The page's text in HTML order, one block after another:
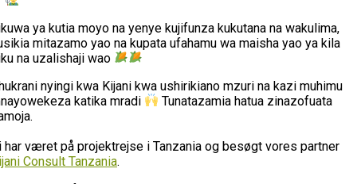
ya kutia moyo na yenye kujifunza kukutana na wakulima,
mitazamo yao na kupata ufahamu wa maisha yao ya kila
na uzalishaji wao
nyingi kwa Kijani kwa ushirikiano mzuri na kazi muhimu
katika mradi
Tunatazamia hatua zinazofuata
har været på projektrejse i Tanzania og besøgt vores partner
Consult Tanzania.